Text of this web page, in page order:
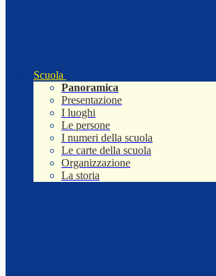
Scuola
Panoramica
Presentazione
I luoghi
Le persone
I numeri della scuola
Le carte della scuola
Organizzazione
La storia